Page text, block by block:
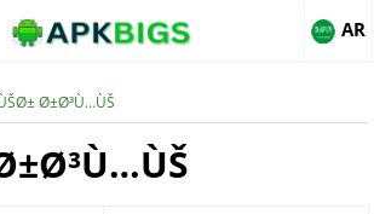
AR
Ø±Ø³Ù…ÙŠ